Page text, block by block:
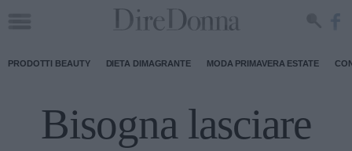
PRODOTTI BEAUTY DIETA DIMAGRANTE MODA PRIMAVERA ESTATE
Bisogna lasciare